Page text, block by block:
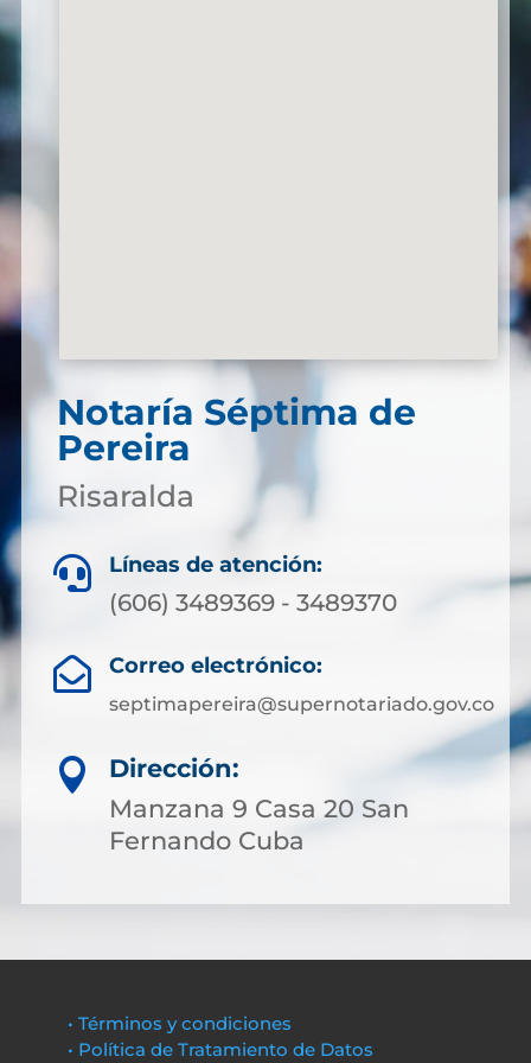
Notaría Séptima de
Pereira
Risaralda
 Líneas de atención:
(606) 3489369 - 3489370
 Correo electrónico:
septimapereira@supernotariado.gov.co

Dirección:
Manzana 9 Casa 20 San
Fernando Cuba
• Términos y condiciones
• Política de Tratamiento de Datos